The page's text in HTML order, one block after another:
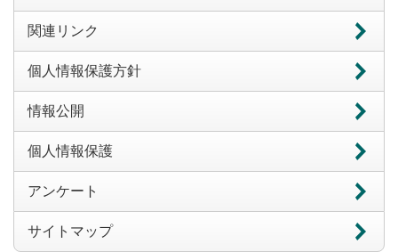
関連リンク
個人情報保護方針
情報公開
個人情報保護
アンケート
サイトマップ